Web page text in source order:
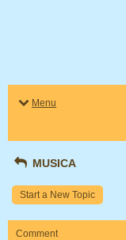
Menu
MUSICA
Start a New Topic
Comment